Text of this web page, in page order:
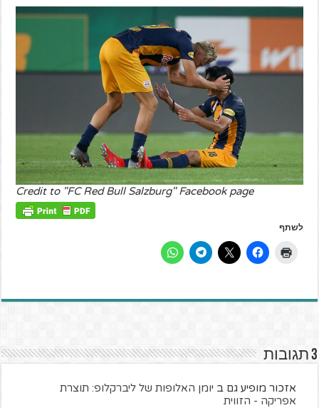
Credit to "FC Red Bull Salzburg" Facebook page
לשתף
3 תגובות
אזכור מופיע גם ב יומן האלופות של ליברקלופ: תוצרת
אפריקה - הזווית